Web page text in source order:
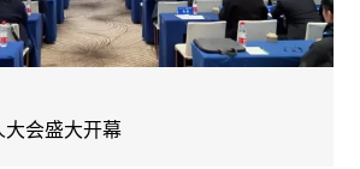
大会盛大开幕